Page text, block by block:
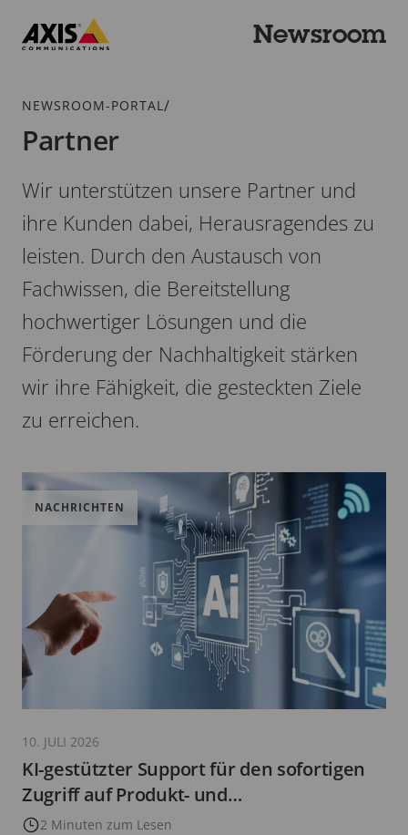
Hauptinhalt
springen
Newsroom
Breadcrumb
NEWSROOM-PORTAL /
Partner
Wir unterstützen unsere Partner und
ihre Kunden dabei, Herausragendes zu
leisten. Durch den Austausch von
Fachwissen, die Bereitstellung
hochwertiger Lösungen und die
Förderung der Nachhaltigkeit stärken
wir ihre Fähigkeit, die gesteckten Ziele
zu erreichen.
KI-gestützter Support für den sofortigen
Zugriff auf Produkt- und
Lösungsinformationen
2 Minuten zum Lesen
NACHRICHTEN
10. JULI 2026